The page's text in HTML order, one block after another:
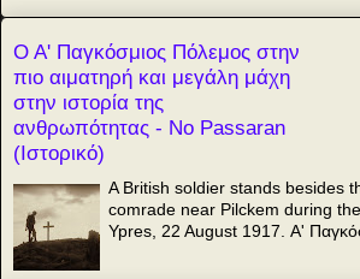
Ο Α' Παγκόσμιος Πόλεμος στην
πιο αιματηρή και μεγάλη μάχη
στην ιστορία της
ανθρωπότητας - Νο Passaran
(Ιστορικό)
A British soldier stands besides
comrade near Pilckem during
Ypres, 22 August 1917. Α'